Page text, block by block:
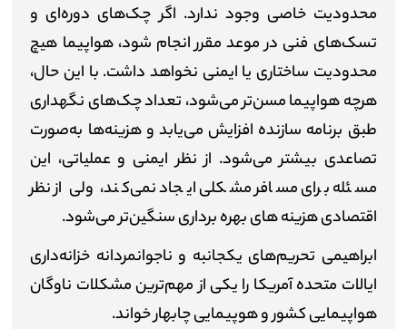
محدودیت خاصی وجود ندارد. اگر چک‌های دوره‌ای و
تسک‌های فنی در موعد مقرر انجام شود، هواپیما هیچ
محدودیت ساختاری یا ایمنی نخواهد داشت. با این حال،
هرچه هواپیما مسن‌تر می‌شود، تعداد چک‌های نگهداری
طبق برنامه سازنده افزایش می‌یابد و هزینه‌ها به‌صورت
تصاعدی بیشتر می‌شود. از نظر ایمنی و عملیاتی، این
مسئله برای مسافر مشکلی ایجاد نمی‌کند، ولی از نظر
اقتصادی هزینه های بهره برداری سنگین‌تر می‌شود.
ابراهیمی تحریم‌های یکجانبه و ناجوانمردانه خزانه‌داری
ایالات متحده آمریکا را یکی از مهم‌ترین مشکلات ناوگان
هواپیمایی کشور و هوپیمایی چابهار خواند.